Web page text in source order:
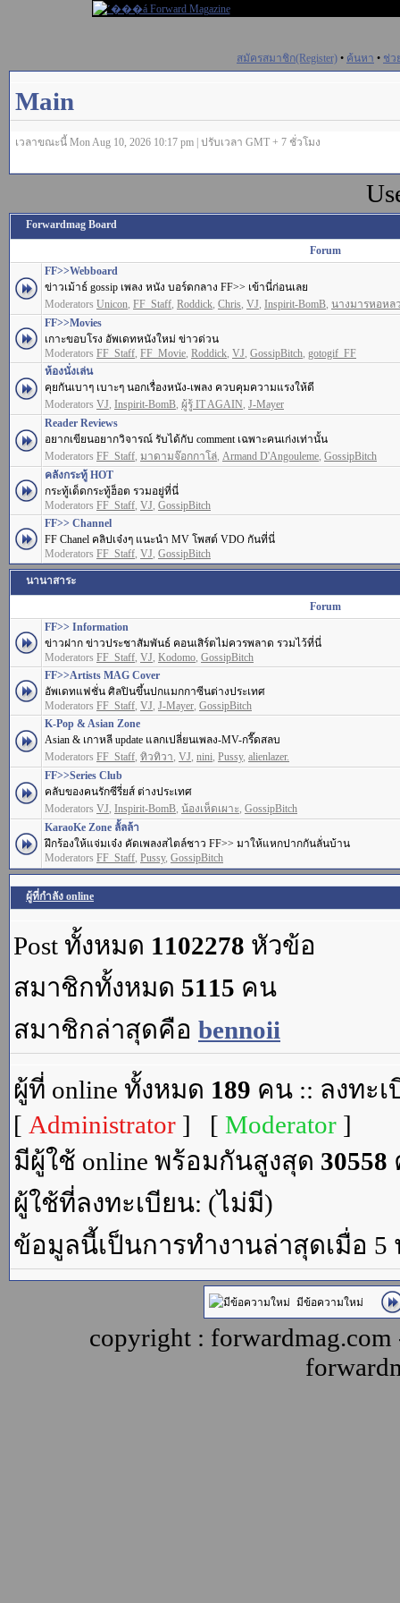
สมัครสมาชิก(Register) • ค้นหา • ช่ว
Main
เวลาขณะนี้ Mon Aug 10, 2026 10:17 pm | ปรับเวลา GMT + 7 ชั่วโมง
Forwardmag Board
Forum
FF>>Webboard
ข่าวเม้าธ์ gossip เพลง หนัง บอร์ดกลาง FF>> เข้านี่ก่อนเลย
Moderators Unicon, FF_Staff, Roddick, Chris, VJ, Inspirit-BomB, นางมารหอหล
FF>>Movies
เกาะขอบโรง อัพเดทหนังใหม่ ข่าวด่วน
Moderators FF_Staff, FF_Movie, Roddick, VJ, GossipBitch, gotogif_FF
ห้องนั่งเล่น
คุยกันเบาๆ เบาะๆ นอกเรื่องหนัง-เพลง ควบคุมความแรงให้ดี
Moderators VJ, Inspirit-BomB, ผู้รู้ IT AGAIN, J-Mayer
Reader Reviews
อยากเขียนอยากวิจารณ์ รับได้กับ comment เฉพาะคนเก่งเท่านั้น
Moderators FF_Staff, มาดามจ๊อกกาโล่, Armand D'Angouleme, GossipBitch
คลังกระทู้ HOT
กระทู้เด็ดกระทู้ฮ็อต รวมอยู่ที่นี่
Moderators FF_Staff, VJ, GossipBitch
FF>> Channel
FF Chanel คลิปเจ๋งๆ แนะนำ MV โพสต์ VDO กันที่นี่
Moderators FF_Staff, VJ, GossipBitch
นานาสาระ
Forum
FF>> Information
ข่าวฝาก ข่าวประชาสัมพันธ์ คอนเสิร์ตไม่ควรพลาด รวมไว้ที่นี่
Moderators FF_Staff, VJ, Kodomo, GossipBitch
FF>>Artists MAG Cover
อัพเดทแฟชั่น ศิลปินขึ้นปกแมกกาซีนต่างประเทศ
Moderators FF_Staff, VJ, J-Mayer, GossipBitch
K-Pop & Asian Zone
Asian & เกาหลี update แลกเปลี่ยนเพลง-MV-กรี๊ดสลบ
Moderators FF_Staff, ทิวทิวา, VJ, nini, Pussy, alienlazer.
FF>>Series Club
คลับของคนรักซีรี่ยส์ ต่างประเทศ
Moderators VJ, Inspirit-BomB, น้องเห็ดเผาะ, GossipBitch
KaraoKe Zone ลั้ลล้า
ฝึกร้องให้แจ่มเจ๋ง คัดเพลงสไตล์ชาว FF>> มาให้แหกปากกันลั่นบ้าน
Moderators FF_Staff, Pussy, GossipBitch
ผู้ที่กำลัง online
Post ทั้งหมด 1102278 หัวข้อ
สมาชิกทั้งหมด 5115 คน
สมาชิกล่าสุดคือ bennoii
ผู้ที่ online ทั้งหมด 189 คน :: ลงทะ
[ Administrator ] [ Moderator ]
มีผู้ใช้ online พร้อมกันสูงสุด 30558
ผู้ใช้ที่ลงทะเบียน: (ไม่มี)
ข้อมูลนี้เป็นการทำงานล่าสุดเมื่อ 5
มีข้อความใหม่
copyright :